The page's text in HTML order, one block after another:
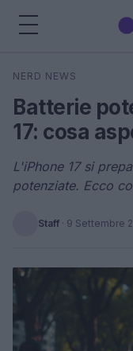
Cerca
NERD NEWS
Batterie
17: cosa
L'iPhone 17 si
potenziate. Ecco
Staff · 9 Settembre